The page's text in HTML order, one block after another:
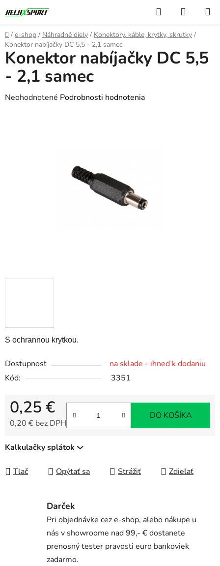
na
obsah
Hľadať
KOŠÍK
Domov
/ e-shop / Náhradné diely / Konektory, káble, krytky, skrutky /
Konektor nabíjačky DC 5,5 - 2,1 samec
S ochrannou krytkou.
Dostupnosť
na sklade - ihneď k dodaniu
Kód:
3351
0,25 €
0,20 € bez DPH
DO KOŠÍKA
Kalkulačky splátok
Tlač Opýtať sa Strážiť Zdieľať
Konektor nabíjačky DC 5,5
- 2,1 samec
Priemerné
Neohodnotené Podrobnosti hodnotenia
Darček
Pri objednávke cez e-shop, alebo nákupe u
nás v showroome nad 99,- € dostanete
prenosný tester pravosti euro bankoviek
zadarmo.